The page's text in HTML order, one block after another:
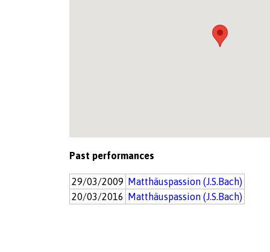
Past performances
29/03/2009
Matthäuspassion (J.S.Bach)
20/03/2016
Matthäuspassion (J.S.Bach)